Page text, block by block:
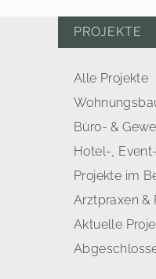
PROJEKTE
Alle Projekte
Büro- &
Hotel-,
Projekte im
Arztpraxen &
Aktuelle